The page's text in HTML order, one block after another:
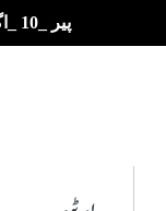
پیر _10 _اگست _2026AH اگست 10, 2026